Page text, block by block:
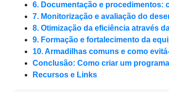
6. Documentação e procedimentos:
7. Monitorização e avaliação do
8. Otimização da eficiência através
9. Formação e fortalecimento da
10. Armadilhas comuns e como
Conclusão: Como criar um
Recursos e Links